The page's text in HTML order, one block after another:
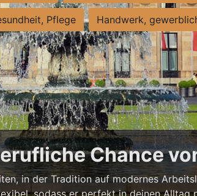
Pflege Handwerk,
Chance
in der Tradition auf modernes